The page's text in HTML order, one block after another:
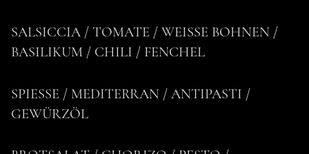
SALSICCIA / TOMATE / WEISSE BOHNEN /
BASILIKUM / CHILI / FENCHEL
SPIESSE / MEDITERRAN / ANTIPASTI /
GEWÜRZÖL